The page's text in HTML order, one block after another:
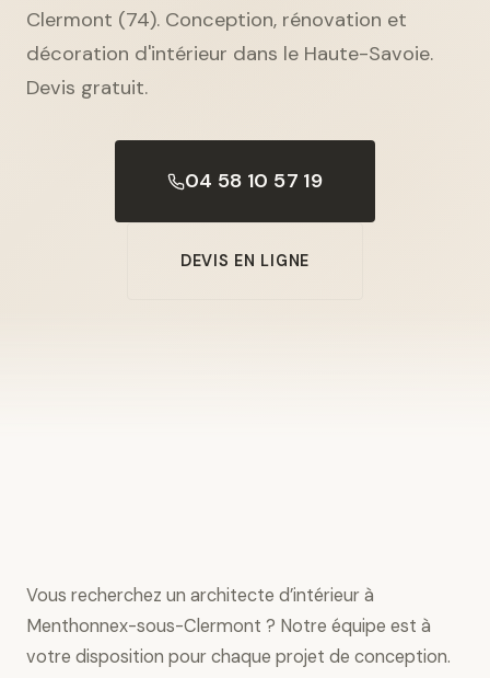
Clermont (74). Conception, rénovation et
décoration d'intérieur dans le Haute-Savoie.
Devis gratuit.
04 58 10 57 19
DEVIS EN LIGNE
Vous recherchez un architecte d’intérieur à
Menthonnex-sous-Clermont ? Notre équipe est à
votre disposition pour chaque projet de conception.